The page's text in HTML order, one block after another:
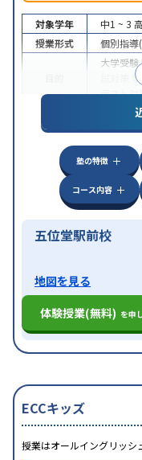
対象学年 中1 ~ 3
授業形式
個別指導
大学受験
テスト対
特徴
中高一
オン
みの受講可
塾の特徴
コース内容
五位堂駅前校
地図を見る
体験授業(無料) を申
ECCキッズ
授業はオールイングリッシ